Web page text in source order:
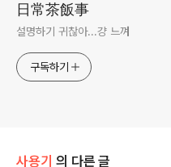
日常茶飯事
설명하기 귀찮아...걍 느껴
구독하기
사용기 의 다른 글